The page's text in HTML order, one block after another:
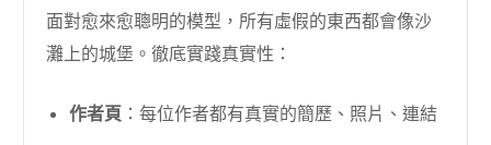
面對愈來愈聰明的模型，所有虛假的東西都會像沙
灘上的城堡。徹底實踐真實性：
作者頁 ：每位作者都有真實的簡歷、照片、連結